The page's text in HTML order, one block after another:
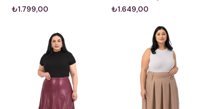
₺1.799,00 ₺1.649,00